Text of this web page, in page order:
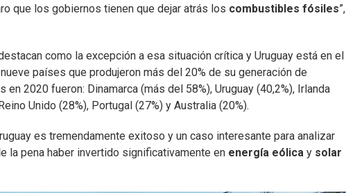
que los gobiernos tienen que dejar atrás los combustibles fósiles”,
como la excepción a esa situación crítica y Uruguay está en el
países que produjeron más del 20% de su generación de
2020 fueron: Dinamarca (más del 58%), Uruguay (40,2%), Irlanda
Unido (28%), Portugal (27%) y Australia (20%).
es tremendamente exitoso y un caso interesante para analizar
la pena haber invertido significativamente en energía eólica y solar